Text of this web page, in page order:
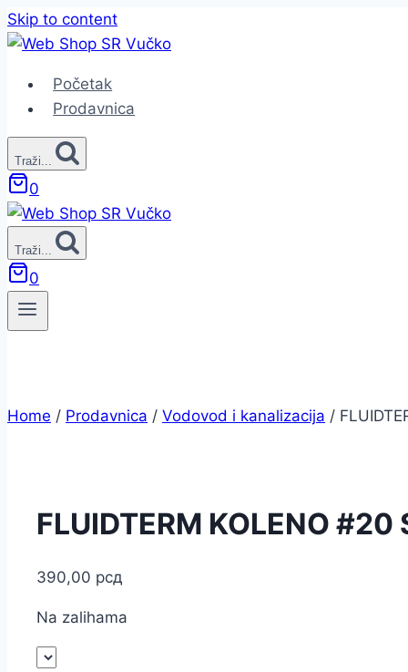
Skip to content
Početak
Prodavnica
Traži...
0
Traži...
0
Home / Prodavnica / Vodovod i kanalizacija /
FLUIDTERM KOLENO #20
390,00 рсд
Na zalihama